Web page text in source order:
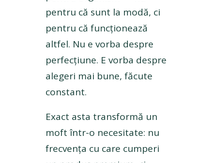
pentru că sunt la modă, ci
pentru că funcționează
altfel. Nu e vorba despre
perfecțiune. E vorba despre
alegeri mai bune, făcute
constant.
Exact asta transformă un
moft într-o necesitate: nu
frecvența cu care cumperi